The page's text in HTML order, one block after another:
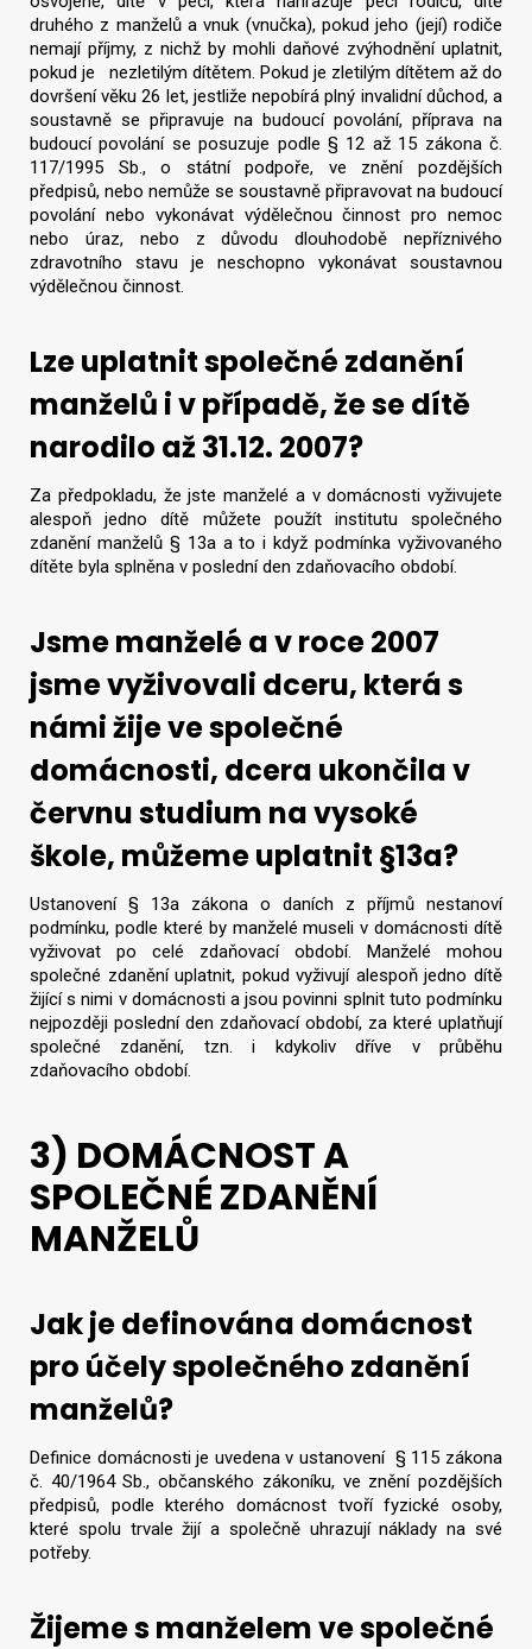
druhého z manželů a vnuk (vnučka), pokud jeho (její) rodiče
nemají příjmy, z nichž by mohli daňové zvýhodnění uplatnit,
pokud je nezletilým dítětem. Pokud je zletilým dítětem až do
dovršení věku 26 let, jestliže nepobírá plný invalidní důchod, a
soustavně se připravuje na budoucí povolání, příprava na
budoucí povolání se posuzuje podle § 12 až 15 zákona č.
117/1995 Sb., o státní podpoře, ve znění pozdějších
předpisů, nebo nemůže se soustavně připravovat na budoucí
povolání nebo vykonávat výdělečnou činnost pro nemoc
nebo úraz, nebo z důvodu dlouhodobě nepříznivého
zdravotního stavu je neschopno vykonávat soustavnou
výdělečnou činnost.
Lze uplatnit společné zdanění
manželů i v případě, že se dítě
narodilo až 31.12. 2007?
Za předpokladu, že jste manželé a v domácnosti vyživujete
alespoň jedno dítě můžete použít institutu společného
zdanění manželů § 13a a to i když podmínka vyživovaného
dítěte byla splněna v poslední den zdaňovacího období.
Jsme manželé a v roce 2007
jsme vyživovali dceru, která s
námi žije ve společné
domácnosti, dcera ukončila v
červnu studium na vysoké
škole, můžeme uplatnit §13a?
Ustanovení § 13a zákona o daních z příjmů nestanoví
podmínku, podle které by manželé museli v domácnosti dítě
vyživovat po celé zdaňovací období. Manželé mohou
společné zdanění uplatnit, pokud vyživují alespoň jedno dítě
žijící s nimi v domácnosti a jsou povinni splnit tuto podmínku
nejpozději poslední den zdaňovací období, za které uplatňují
společné zdanění, tzn. i kdykoliv dříve v průběhu
zdaňovacího období.
3) DOMÁCNOST A
SPOLEČNÉ ZDANĚNÍ
MANŽELŮ
Jak je definována domácnost
pro účely společného zdanění
manželů?
Definice domácnosti je uvedena v ustanovení § 115 zákona
č. 40/1964 Sb., občanského zákoníku, ve znění pozdějších
předpisů, podle kterého domácnost tvoří fyzické osoby,
které spolu trvale žijí a společně uhrazují náklady na své
potřeby.
Žijeme s manželem ve společné